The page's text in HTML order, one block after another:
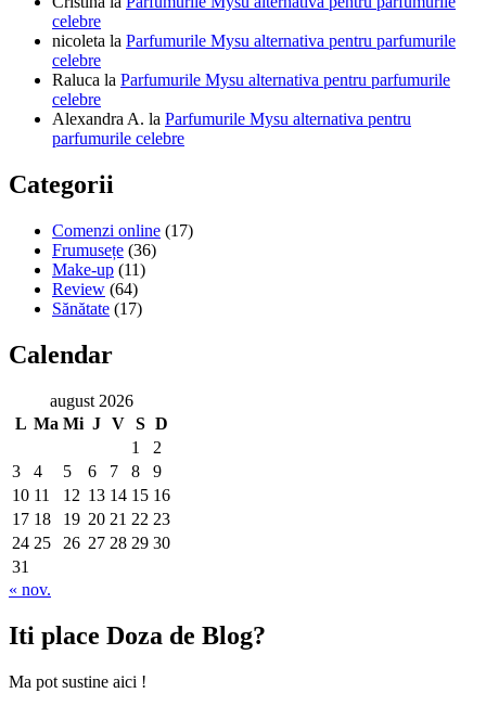
celebre
nicoleta la Parfumurile Mysu alternativa pentru parfumurile
celebre
Raluca la Parfumurile Mysu alternativa pentru parfumurile
celebre
Alexandra A. la Parfumurile Mysu alternativa pentru
parfumurile celebre
Categorii
Comenzi online (17)
Frumusețe (36)
Make-up (11)
Review (64)
Sănătate (17)
Calendar
august 2026
L Ma Mi J V S D
1
2
3
4 5 6 7 8
9
10 11 12 13 14 15 16
17 18 19 20 21 22 23
24 25 26 27 28 29 30
31
« nov.
Iti place Doza de Blog?
Ma pot sustine aici !